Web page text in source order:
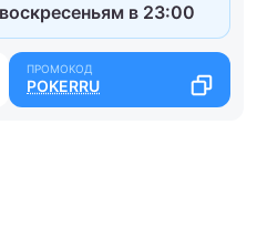
в 23:00
POKERRU